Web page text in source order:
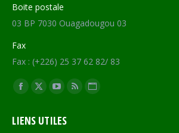
Boite postale
03 BP 7030 Ouagadougou 03
Fax
Fax : (+226) 25 37 62 82/ 83
Trouvez nous sur :
Facebook
opens
X
opens
YouTube
opens
RSS Site
LIENS UTILES